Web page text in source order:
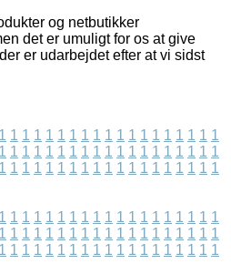
og netbutikker
det er umuligt for os at give
er udarbejdet efter at vi sidst
1 1 1 1 1 1 1 1 1 1 1 1 1 1 1 1 1 1 1
1 1 1 1 1 1 1 1 1 1 1 1 1 1 1 1 1 1 1
1 1 1 1 1 1 1 1 1 1 1 1 1 1 1 1 1 1 1
1 1 1 1 1 1 1 1 1 1 1 1 1 1 1 1 1 1 1
1 1 1 1 1 1 1 1 1 1 1 1 1 1 1 1 1 1 1
1 1 1 1 1 1 1 1 1 1 1 1 1 1 1 1 1 1 1